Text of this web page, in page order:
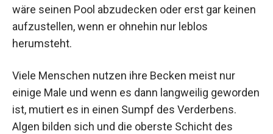
wäre seinen Pool abzudecken oder erst gar keinen
aufzustellen, wenn er ohnehin nur leblos
herumsteht.
Viele Menschen nutzen ihre Becken meist nur
einige Male und wenn es dann langweilig geworden
ist, mutiert es in einen Sumpf des Verderbens.
Algen bilden sich und die oberste Schicht des